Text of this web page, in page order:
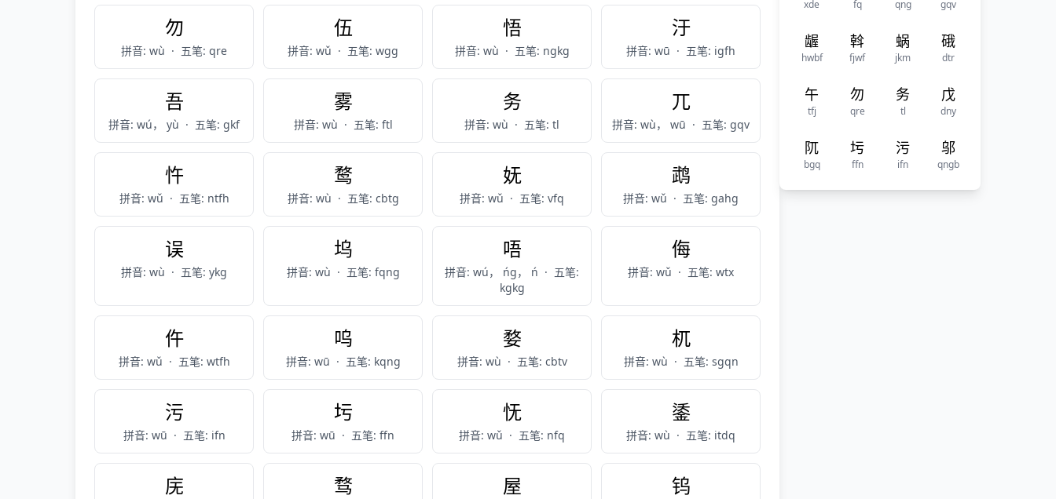
勿
拼音: wù · 五笔: qre
伍
拼音: wǔ · 五笔: wgg
悟
拼音: wù · 五笔: ngkg
汙
拼音: wū · 五笔: igfh
吾
拼音: wú， yù · 五笔: gkf
雾
拼音: wù · 五笔: ftl
务
拼音: wù · 五笔: tl
兀
拼音: wù， wū · 五笔: gqv
忤
拼音: wǔ · 五笔: ntfh
鹜
拼音: wù · 五笔: cbtg
妩
拼音: wǔ · 五笔: vfq
鹉
拼音: wǔ · 五笔: gahg
误
拼音: wù · 五笔: ykg
坞
拼音: wù · 五笔: fqng
唔
拼音: wú， ńg， ń · 五笔:
kgkg
侮
拼音: wǔ · 五笔: wtx
仵
拼音: wǔ · 五笔: wtfh
呜
拼音: wū · 五笔: kqng
婺
拼音: wù · 五笔: cbtv
杌
拼音: wù · 五笔: sgqn
污
拼音: wū · 五笔: ifn
圬
拼音: wū · 五笔: ffn
怃
拼音: wǔ · 五笔: nfq
鋈
拼音: wù · 五笔: itdq
庑 骛 屋 钨
xde fq qng gqv
龌
hwbf
斡
fjwf
蜗
jkm
硪
dtr
午
tfj
勿
qre
务
tl
戊
dny
阢
bgq
圬
ffn
污
ifn
邬
qngb